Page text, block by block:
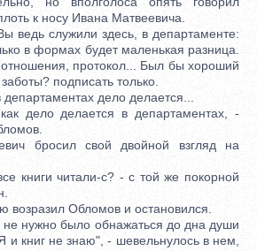
к носу Ивана Матвеевича.
служили здесь, в департаменте:
в формах будет маленькая разница.
протокол... Был бы хороший
подписать только.
дело делается...
делается в департаментах, -
бросил свой двойной взгляд на
книги читали-с? - с той же покорной
Обломов и остановился.
нужно было обнажаться до дна души
и книг не знаю", - шевельнулось в нем,